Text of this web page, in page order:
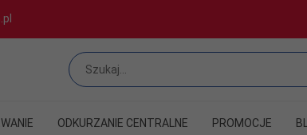
ODKURZANIE CENTRALNE PROMOCJE